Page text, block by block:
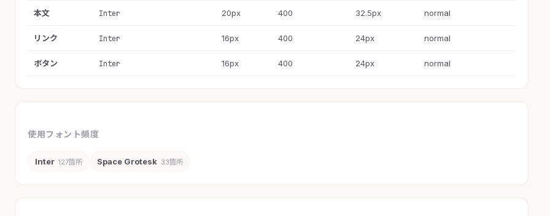
本文 Inter 20px 400 32.5px normal
リンク Inter 16px 400 24px normal
ボタン Inter 16px 400 24px normal
使用フォント頻度
Inter 127箇所 Space Grotesk 33箇所